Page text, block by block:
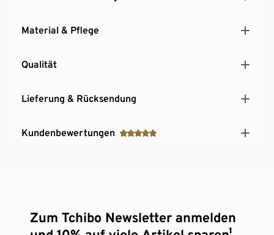
Material & Pflege
Qualität
Lieferung & Rücksendung
Kundenbewertungen
Zum Tchibo Newsletter anmelden